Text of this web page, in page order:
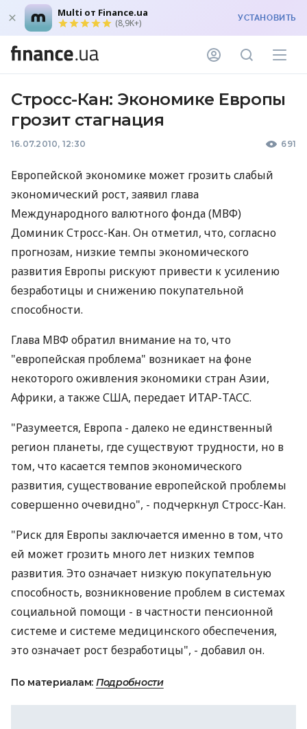
Multi от Finance.ua
(8,9K+) УСТАНОВИТЬ
Стросс-Кан: Экономике Европы
грозит стагнация
16.07.2010, 12:30 691
Европейской экономике может грозить слабый
экономический рост, заявил глава
Международного валютного фонда (МВФ)
Доминик Стросс-Кан. Он отметил, что, согласно
прогнозам, низкие темпы экономического
развития Европы рискуют привести к усилению
безработицы и снижению покупательной
способности.
Глава МВФ обратил внимание на то, что
"европейская проблема" возникает на фоне
некоторого оживления экономики стран Азии,
Африки, а также США, передает ИТАР-ТАСС.
"Разумеется, Европа - далеко не единственный
регион планеты, где существуют трудности, но в
том, что касается темпов экономического
развития, существование европейской проблемы
совершенно очевидно", - подчеркнул Стросс-Кан.
"Риск для Европы заключается именно в том, что
ей может грозить много лет низких темпов
развития. Это означает низкую покупательную
способность, возникновение проблем в системах
социальной помощи - в частности пенсионной
системе и системе медицинского обеспечения,
это означает рост безработицы", - добавил он.
По материалам: Подробности